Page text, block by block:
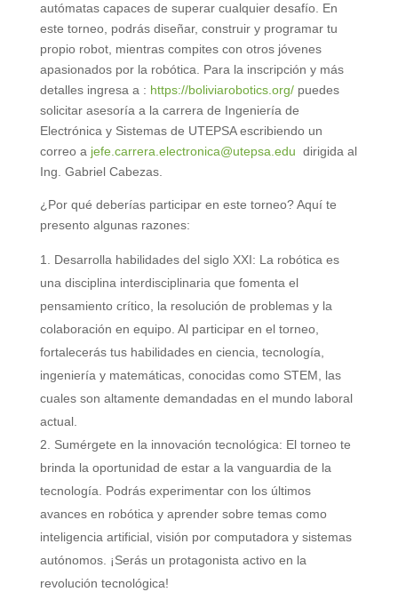
autómatas capaces de superar cualquier desafío. En
este torneo, podrás diseñar, construir y programar tu
propio robot, mientras compites con otros jóvenes
apasionados por la robótica. Para la inscripción y más
detalles ingresa a : https://boliviarobotics.org/puedes
solicitar asesoría a la carrera de Ingeniería de
Electrónica y Sistemas de UTEPSA escribiendo un
correo a jefe.carrera.electronica@utepsa.edu dirigida al
Ing. Gabriel Cabezas.
¿Por qué deberías participar en este torneo? Aquí te
presento algunas razones:
Desarrolla habilidades del siglo XXI: La robótica es
una disciplina interdisciplinaria que fomenta el
pensamiento crítico, la resolución de problemas y la
colaboración en equipo. Al participar en el torneo,
fortalecerás tus habilidades en ciencia, tecnología,
ingeniería y matemáticas, conocidas como STEM, las
cuales son altamente demandadas en el mundo laboral
actual.
Sumérgete en la innovación tecnológica: El torneo te
brinda la oportunidad de estar a la vanguardia de la
tecnología. Podrás experimentar con los últimos
avances en robótica y aprender sobre temas como
inteligencia artificial, visión por computadora y sistemas
autónomos. ¡Serás un protagonista activo en la
revolución tecnológica!